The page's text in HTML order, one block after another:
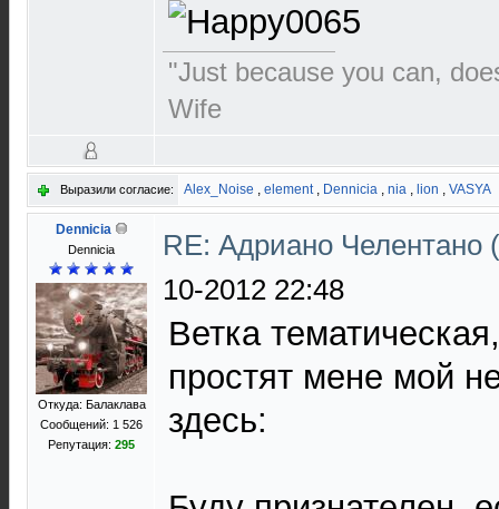
"Just because you can,
Wife
Выразили согласие: Alex_Noise , element, Dennicia , nia , lion , VASYA
Dennicia
Dennicia
Откуда: Балаклава
Сообщений: 1 526
Репутация: 295
RE: Адриано Челентано
10-2012 22:48
Ветка
простят мене мой
здесь: